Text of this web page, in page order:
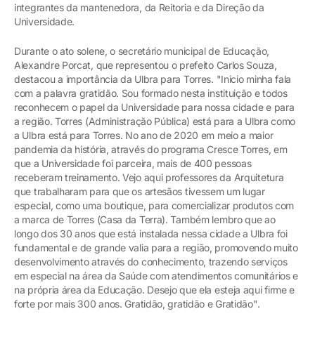
integrantes da mantenedora, da Reitoria e da Direção da
Universidade.
Durante o ato solene, o secretário municipal de Educação,
Alexandre Porcat, que representou o prefeito Carlos Souza,
destacou a importância da Ulbra para Torres. "Inicio minha fala
com a palavra gratidão. Sou formado nesta instituição e todos
reconhecem o papel da Universidade para nossa cidade e para
a região. Torres (Administração Pública) está para a Ulbra como
a Ulbra está para Torres. No ano de 2020 em meio a maior
pandemia da história, através do programa Cresce Torres, em
que a Universidade foi parceira, mais de 400 pessoas
receberam treinamento. Vejo aqui professores da Arquitetura
que trabalharam para que os artesãos tivessem um lugar
especial, como uma boutique, para comercializar produtos com
a marca de Torres (Casa da Terra). Também lembro que ao
longo dos 30 anos que está instalada nessa cidade a Ulbra foi
fundamental e de grande valia para a região, promovendo muito
desenvolvimento através do conhecimento, trazendo serviços
em especial na área da Saúde com atendimentos comunitários e
na própria área da Educação. Desejo que ela esteja aqui firme e
forte por mais 300 anos. Gratidão, gratidão e Gratidão".